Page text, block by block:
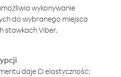
wykonywanie
do wybranego miejsca
stawkach Viber.
daje Ci elastyczność: